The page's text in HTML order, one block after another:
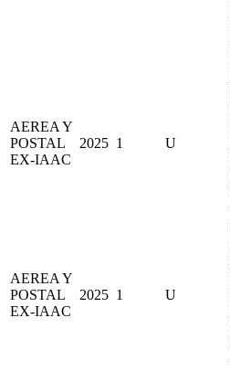
AEREA Y
POSTAL
EX-IAAC
2025 1 U
AEREA Y
POSTAL
EX-IAAC
2025 1 U